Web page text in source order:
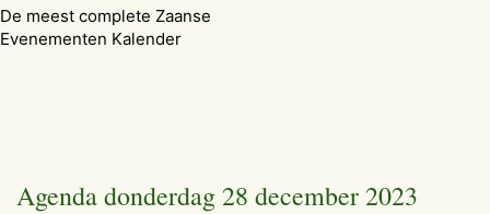
De meest complete Zaanse
Evenementen Kalender
Agenda donderdag 28 december 2023